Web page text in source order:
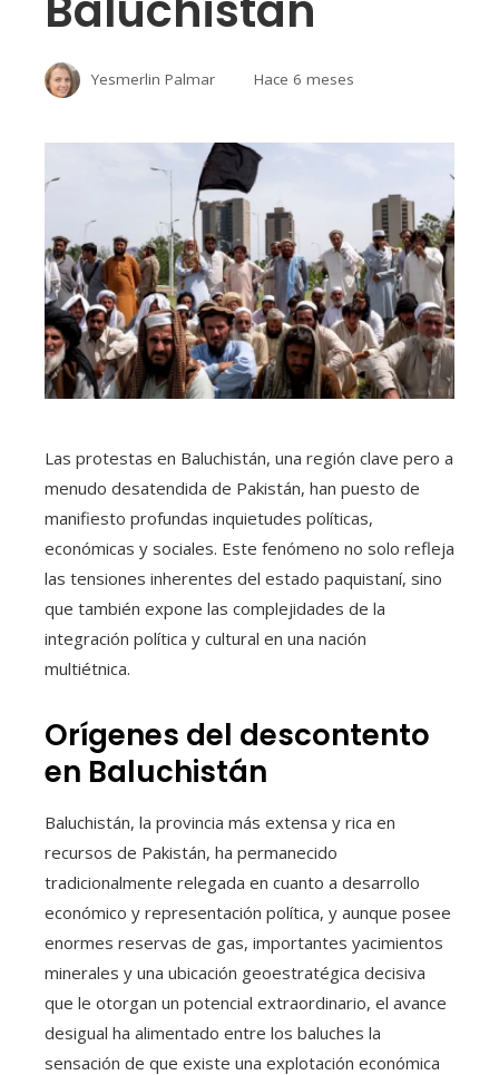
Yesmerlin Palmar Hace 6 meses
Las protestas en Baluchistán, una región clave pero a
menudo desatendida de Pakistán, han puesto de
manifiesto profundas inquietudes políticas,
económicas y sociales. Este fenómeno no solo refleja
las tensiones inherentes del estado paquistaní, sino
que también expone las complejidades de la
integración política y cultural en una nación
multiétnica.
Orígenes del descontento
en Baluchistán
Baluchistán, la provincia más extensa y rica en
recursos de Pakistán, ha permanecido
tradicionalmente relegada en cuanto a desarrollo
económico y representación política, y aunque posee
enormes reservas de gas, importantes yacimientos
minerales y una ubicación geoestratégica decisiva
que le otorgan un potencial extraordinario, el avance
desigual ha alimentado entre los baluches la
sensación de que existe una explotación económica